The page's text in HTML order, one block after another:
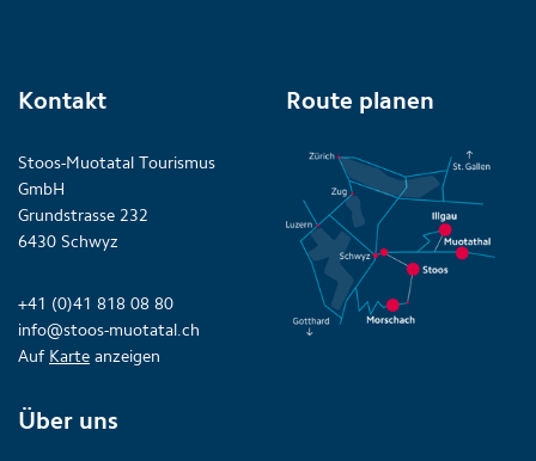
Kontakt
Stoos-Muotatal Tourismus
GmbH
Grundstrasse 232
6430 Schwyz
+41 (0)41 818 08 80
info@stoos-muotatal.ch
Auf Karte anzeigen
Route planen
Über uns